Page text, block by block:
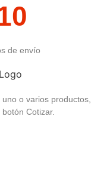
de envío
o varios productos,
Cotizar.